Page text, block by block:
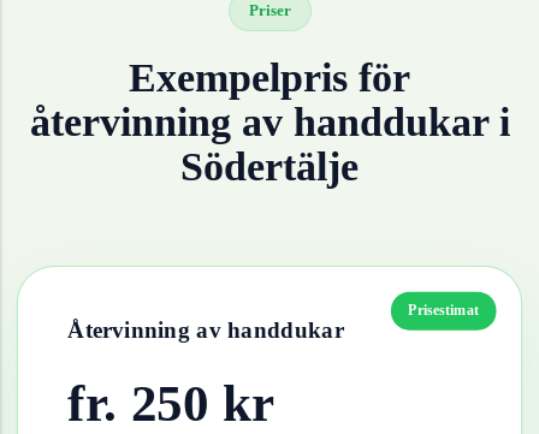
Priser
Exempelpris för
återvinning av handdukari
Södertälje
Prisestimat
Återvinning av handdukar
fr. 250 kr